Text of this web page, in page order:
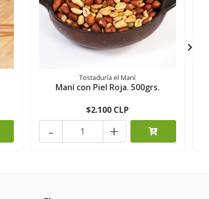
Tostaduría el Maní
Maní con Piel Roja. 500grs.
$2.100 CLP
+
-